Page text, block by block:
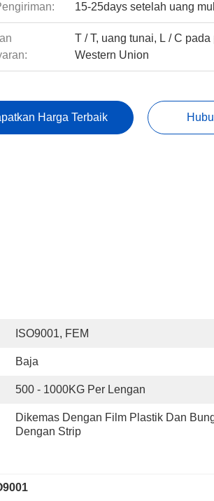
15-25days setelah uang
T / T, uang tunai, L / C
Western Union
Harga Terbaik
ISO9001, FEM
Baja
500 - 1000KG Per Lengan
Dikemas Dengan Film Plastik Dan
Dengan Strip